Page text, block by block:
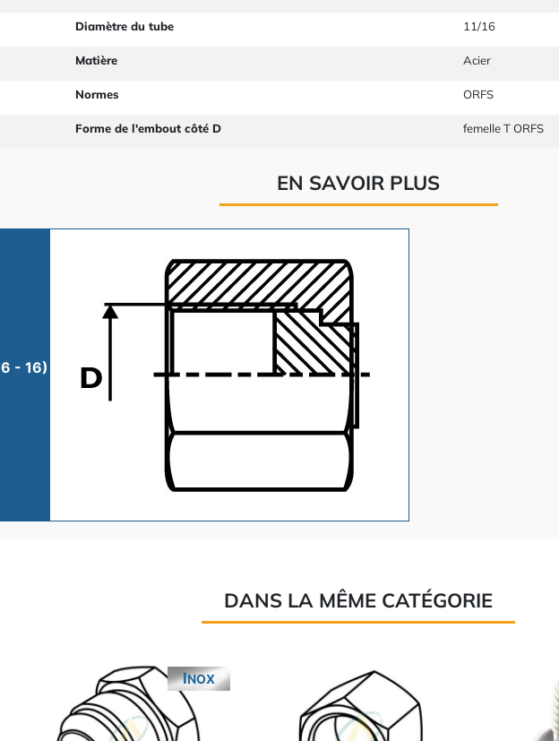
Diamètre du tube 11/16
Matière Acier
Normes ORFS
Forme de l'embout côté D femelle T ORFS
EN SAVOIR PLUS
- 16)
DANS LA MÊME CATÉGORIE
INOX